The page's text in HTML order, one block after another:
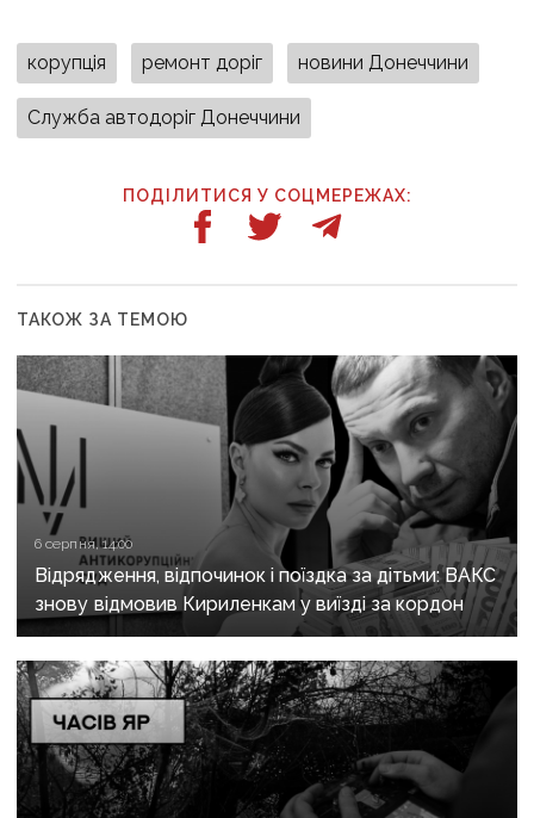
корупція ремонт доріг новини Донеччини
Служба автодоріг Донеччини
ПОДІЛИТИСЯ У СОЦМЕРЕЖАХ:
ТАКОЖ ЗА ТЕМОЮ
6 серпня, 14:00
Відрядження, відпочинок і поїздка за дітьми: ВАКС
знову відмовив Кириленкам у виїзді за кордон